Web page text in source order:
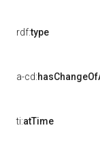
rdf:type
a-cd:
ti:atTime